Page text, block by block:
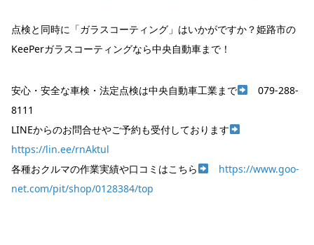
点検と同時に「ガラスコーティング」はいかがですか？姫路市の
KeePerガラスコーティングなら中央自動車まで！
安心・安全な車検・法定点検は中央自動車工業まで
079-288-
8111
LINEからのお問合せやご予約も受付しております
https://lin.ee/rnAktul
各種おクルマの作業実績や口コミはこちら
https://www.goo-
net.com/pit/shop/0128384/top